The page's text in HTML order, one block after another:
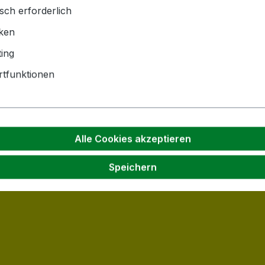
erforderlich
Alle Cookies akzeptieren
Speichern